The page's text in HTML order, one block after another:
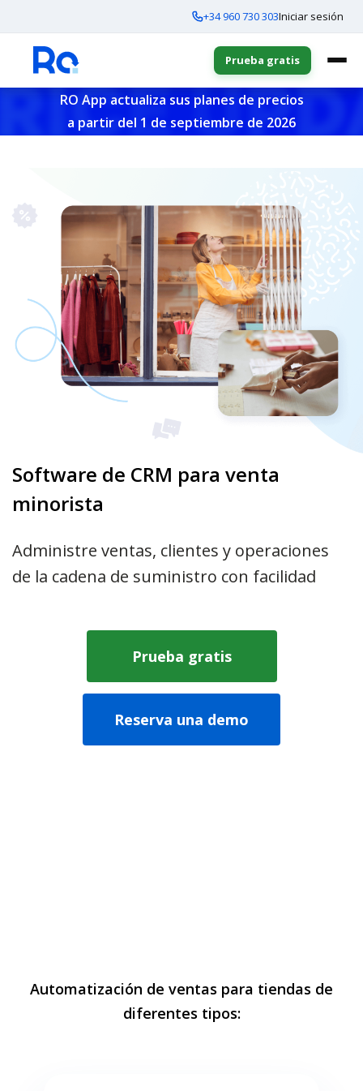
+34 960 730 303Iniciar sesión
Prueba gratis
RO App actualiza sus planes de precios
a partir del 1 de septiembre de 2026
Software de CRM para venta
minorista
Administre ventas, clientes y operaciones
de la cadena de suministro con facilidad
Prueba gratis
Reserva una demo
Automatización de ventas para tiendas de
diferentes tipos: